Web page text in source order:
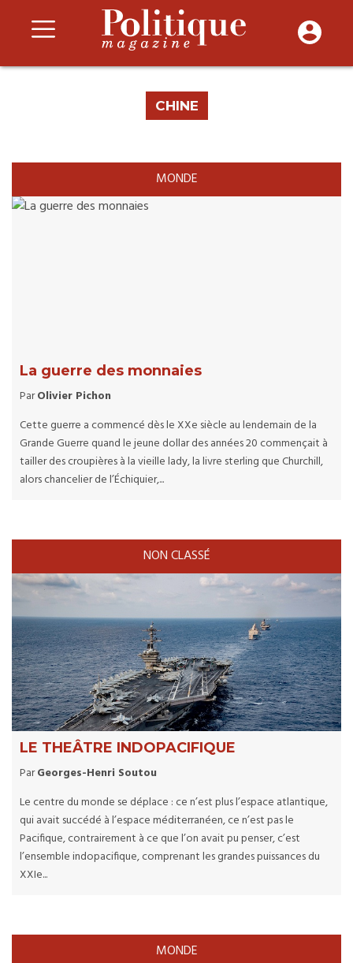
CHINE
MONDE
La guerre des monnaies
ParOlivier Pichon
Cette guerre a commencé dès le XXe siècle au lendemain de la
Grande Guerre quand le jeune dollar des années 20 commençait à
tailler des croupières à la vieille lady, la livre sterling que Churchill,
alors chancelier de l’Échiquier,...
NON CLASSÉ
LE THEÂTRE INDOPACIFIQUE
ParGeorges-Henri Soutou
Le centre du monde se déplace : ce n’est plus l’espace atlantique,
qui avait succédé à l’espace méditerranéen, ce n’est pas le
Pacifique, contrairement à ce que l’on avait pu penser, c’est
l’ensemble indopacifique, comprenant les grandes puissances du
XXIe...
MONDE